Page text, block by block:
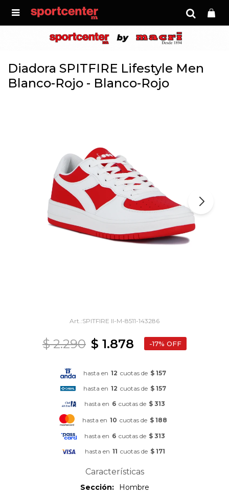

Diadora SPITFIRE Lifestyle Men
Blanco-Rojo - Blanco-Rojo
SPITFIRE II-M-8511-143286
$ 1.878
$ 2.290 17
hasta en 12 cuotas de $ 157
hasta en 12 cuotas de $ 157
hasta en 6 cuotas de $ 313
hasta en 10 cuotas de $ 188
hasta en 6 cuotas de $ 313
hasta en 11 cuotas de $ 171
Características
Sección
Hombre